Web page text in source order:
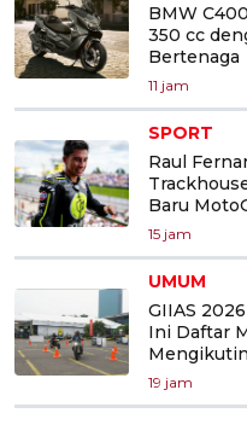
BMW
350 cc
Bertenaga
11 jam
SPORT
Raul
Baru
15 jam
UMUM
GIIAS
Ini Daftar
19 jam